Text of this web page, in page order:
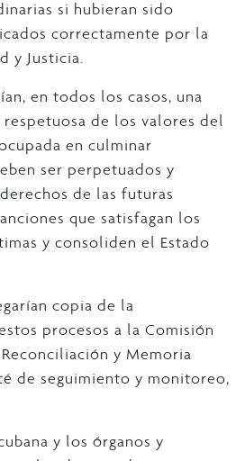
si hubieran sido
correctamente por la
y Justicia.
en todos los casos, una
de los valores del
en culminar
ser perpetuados y
de las futuras
que satisfagan los
y consoliden el Estado
copia de la
procesos a la Comisión
y Memoria
de seguimiento y monitoreo,
y los órganos y